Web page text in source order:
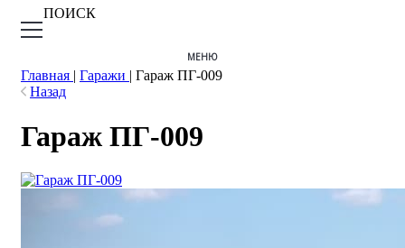
ПОИСК
МЕНЮ
Главная | Гаражи | Гараж ПГ-009
Назад
Гараж ПГ-009